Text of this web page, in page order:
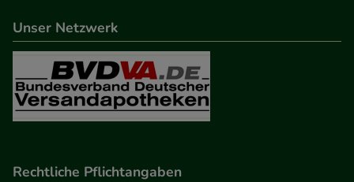
Unser Netzwerk
Rechtliche Pflichtangaben